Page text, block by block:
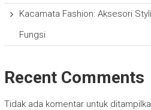
Kacamata Fashion: Aksesori
Fungsi
Recent Comments
Tidak ada komentar untuk